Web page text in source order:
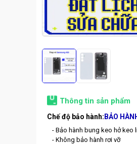
Thông tin sản phẩm
Chế độ bảo hành: BẢO
- Bảo hành bung keo hở keo
- Không bảo hành rơi vỡ